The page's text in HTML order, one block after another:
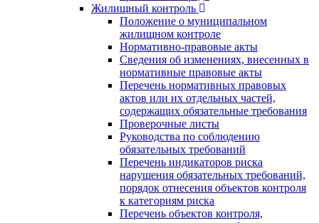
Жилищный контроль
Положение о муниципальном
жилищном контроле
Нормативно-правовые акты
Сведения об изменениях, внесенных в
нормативные правовые акты
Перечень нормативных правовых
актов или их отдельных частей,
содержащих обязательные требования
Проверочные листы
Руководства по соблюдению
обязательных требований
Перечень индикаторов риска
нарушения обязательных требований,
порядок отнесения объектов контроля
к категориям риска
Перечень объектов контроля,